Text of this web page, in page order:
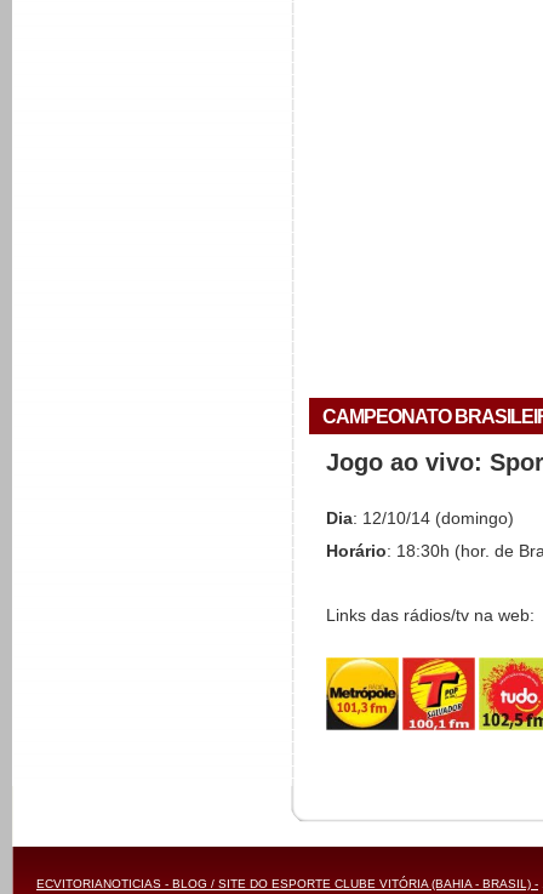
CAMPEONATO
Jogo ao vivo:
Dia: 12/10/14 (domingo)
Horário: 18:30h (hor. de
Links das rádios/tv na web:
ECVITORIANOTICIAS - BLOG / SITE DO ESPORTE CLUBE VITÓRIA (BAHIA - BRASIL) -